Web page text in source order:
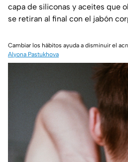
capa de siliconas y aceites que
se retiran al final con el jabón
Cambiar los hábitos ayuda a disminuir el
Alyona Pastukhova